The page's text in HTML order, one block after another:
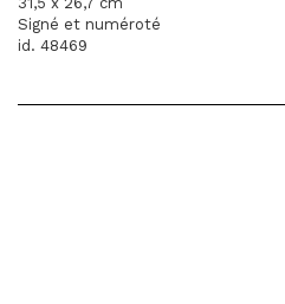
Signé et numéroté
id. 48469